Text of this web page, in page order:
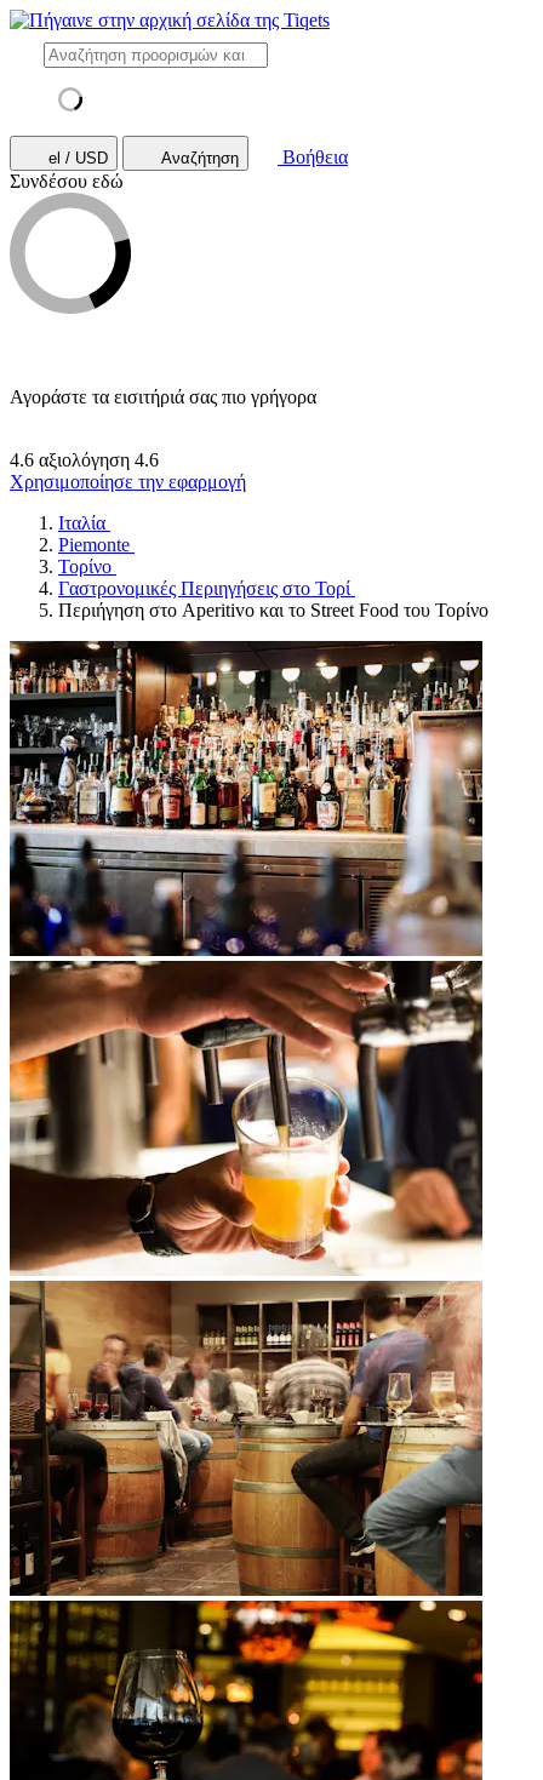
el / USD Αναζήτηση
Βοήθεια
Συνδέσου εδώ
Αγοράστε τα εισιτήριά σας πιο γρήγορα
4.6 αξιολόγηση 4.6
Χρησιμοποίησε την εφαρμογή
Ιταλία
Piemonte
Τορίνο
Γαστρονομικές Περιηγήσεις στο Τορί
Περιήγηση στο Aperitivo και το Street Food του Τορίνο